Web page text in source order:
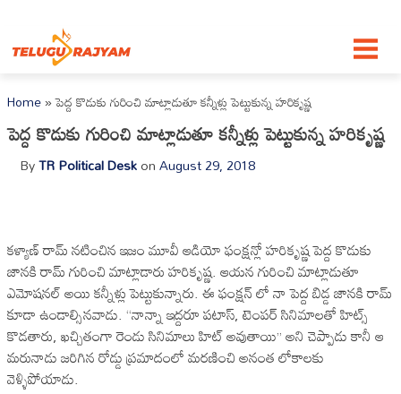
Home»పెద్ద కొడుకు గురించి మాట్లాడుతూ కన్నీళ్లు పెట్టుకున్న హరికృష్ణ
పెద్ద కొడుకు గురించి మాట్లాడుతూ కన్నీళ్లు పెట్టుకున్న హరికృష్ణ
ByTR Political DeskonAugust 29, 2018
కళ్యాణ్ రామ్ నటించిన ఇజం మూవీ ఆడియో ఫంక్షన్లో హరికృష్ణ పెద్ద కొడుకు
జానకి రామ్ గురించి మాట్లాడారు హరికృష్ణ. ఆయన గురించి మాట్లాడుతూ
ఎమోషనల్ అయి కన్నీళ్లు పెట్టుకున్నారు. ఈ ఫంక్షన్ లో నా పెద్ద బిడ్డ జానకి రామ్
కూడా ఉండాల్సినవాడు. “నాన్నా ఇద్దరూ పటాస్, టెంపర్ సినిమాలతో హిట్స్
కొడతారు, ఖచ్చితంగా రెండు సినిమాలు హిట్ అవుతాయి” అని చెప్పాడు కానీ ఆ
మరునాడు జరిగిన రోడ్డు ప్రమాదంలో మరణించి అనంత లోకాలకు
వెళ్ళిపోయాడు.